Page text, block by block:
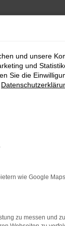
Škoda.
die perfekte
und unsere
und
Sie die
wie Google
zu messen und